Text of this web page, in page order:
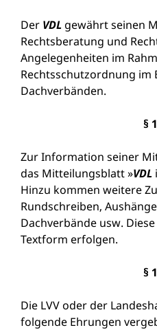
Der VDL gewährt seinen
Rechtsberatung und
Angelegenheiten im
Rechtsschutzordnung im
Dachverbänden.
§
Zur Information seiner
das Mitteilungsblatt »VDL
Hinzu kommen weitere
Rundschreiben,
Dachverbände usw.
Textform erfolgen.
§
Die LVV oder der
folgende Ehrungen